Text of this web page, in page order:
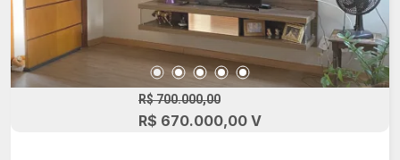
R$ 700.000,00
R$ 670.000,00 V